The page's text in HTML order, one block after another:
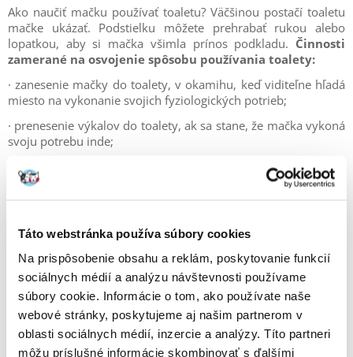
Táto webstránka používa súbory cookies
Na prispôsobenie obsahu a reklám, poskytovanie funkcií
sociálnych médií a analýzu návštevnosti používame
súbory cookie. Informácie o tom, ako používate naše
webové stránky, poskytujeme aj našim partnerom v
oblasti sociálnych médií, inzercie a analýzy. Títo partneri
môžu príslušné informácie skombinovať s ďalšími
Ako naučiť mačku používať toaletu? Väčšinou postačí toaletu
mačke ukázať. Podstielku môžete prehrabať rukou alebo
lopatkou, aby si mačka všimla prínos podkladu. Činnosti
zamerané na osvojenie spôsobu používania toalety:
· zanesenie mačky do toalety, v okamihu, keď viditeľne hľadá
miesto na vykonanie svojich fyziologických potrieb;
· prenesenie výkalov do toalety, ak sa stane, že mačka vykoná
svoju potrebu inde;
· umiestnenie na miesto, ktoré si mačka zvolila ako svoju
toaletu, a postupné presúvanie toalety na požadované miesto;
ich navyše nastriekať repelentom, ba dokonca zablokovať
zvieraťu prístup);
·odmena pre maznáčika (napr.maškrta), keď vykoná
potrebu na vopred vyznačenom mieste.